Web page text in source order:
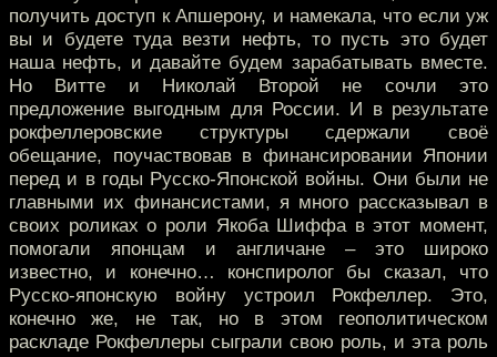
получить доступ к Апшерону, и намекала, что если уж
вы и будете туда везти нефть, то пусть это будет
наша нефть, и давайте будем зарабатывать вместе.
Но Витте и Николай Второй не сочли это
предложение выгодным для России. И в результате
рокфеллеровские структуры сдержали своё
обещание, поучаствовав в финансировании Японии
перед и в годы Русско-Японской войны. Они были не
главными их финансистами, я много рассказывал в
своих роликах о роли Якоба Шиффа в этот момент,
помогали японцам и англичане – это широко
известно, и конечно… конспиролог бы сказал, что
Русско-японскую войну устроил Рокфеллер. Это,
конечно же, не так, но в этом геополитическом
раскладе Рокфеллеры сыграли свою роль, и эта роль